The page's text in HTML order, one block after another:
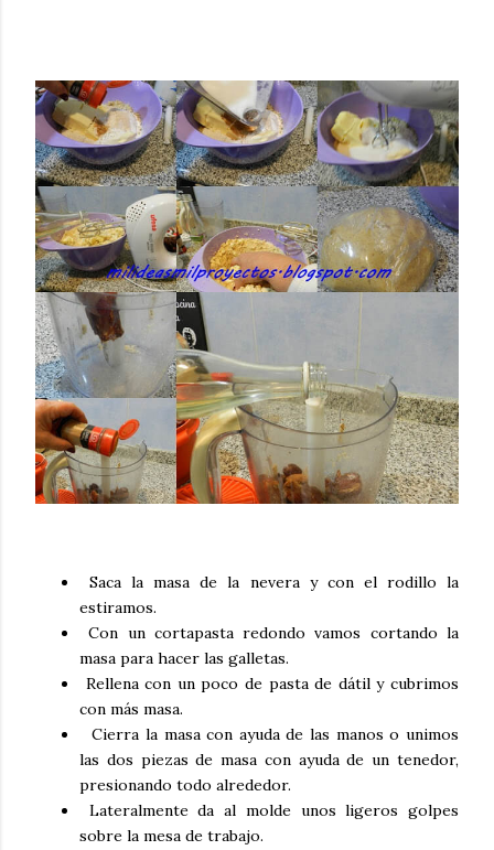
Saca la masa de la nevera y con el rodillo la
estiramos.
Con un cortapasta redondo vamos cortando la
masa para hacer las galletas.
Rellena con un poco de pasta de dátil y cubrimos
con más masa.
Cierra la masa con ayuda de las manos o unimos
las dos piezas de masa con ayuda de un tenedor,
presionando todo alrededor.
Lateralmente da al molde unos ligeros golpes
sobre la mesa de trabajo.